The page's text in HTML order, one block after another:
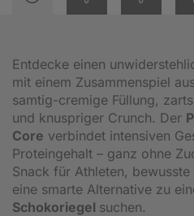
Entdecke einen
mit einem Zusammenspiel
samtig-cremige Füllung,
und knuspriger Crunch. Der
Core verbindet intensiven
Proteingehalt – ganz ohne
Snack für Athleten,
eine smarte Alternative zu
Schokoriegel suchen.